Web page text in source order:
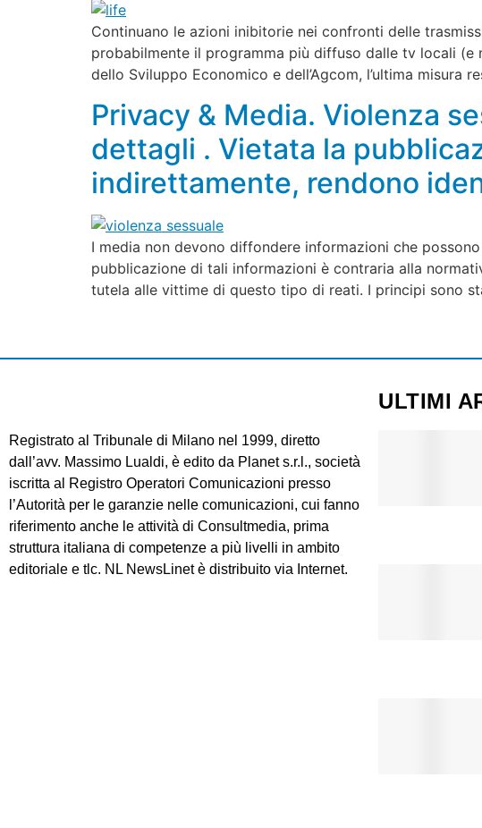
Continuano le azioni inibitorie nei confronti delle
probabilmente il programma più diffuso dalle tv locali (e
dello Sviluppo Economico e dell’Agcom, l’ultima misura
Privacy & Media. Violenza
dettagli . Vietata la
indirettamente, rendono
I media non devono diffondere informazioni che
pubblicazione di tali informazioni è contraria alla
tutela alle vittime di questo tipo di reati. I principi sono
Registrato al Tribunale di Milano nel 1999, diretto
dall’avv. Massimo Lualdi, è edito da Planet s.r.l., società
iscritta al Registro Operatori Comunicazioni presso
l’Autorità per le garanzie nelle comunicazioni, cui fanno
riferimento anche le attività di Consultmedia, prima
struttura italiana di competenze a più livelli in ambito
editoriale e tlc. NL NewsLinet è distribuito via Internet.
ULTIMI